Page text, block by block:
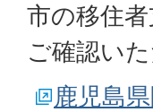
市の移住
ご確認い
鹿児島